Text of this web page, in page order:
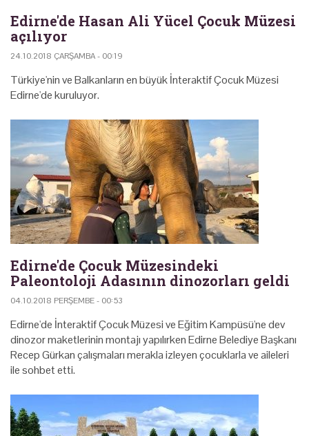
Edirne'de Hasan Ali Yücel Çocuk Müzesi
açılıyor
24.10.2018 ÇARŞAMBA - 00:19
Türkiye'nin ve Balkanların en büyük İnteraktif Çocuk Müzesi
Edirne'de kuruluyor.
Edirne'de Çocuk Müzesindeki
Paleontoloji Adasının dinozorları geldi
04.10.2018 PERŞEMBE - 00:53
Edirne'de İnteraktif Çocuk Müzesi ve Eğitim Kampüsü'ne dev
dinozor maketlerinin montajı yapılırken Edirne Belediye Başkanı
Recep Gürkan çalışmaları merakla izleyen çocuklarla ve aileleri
ile sohbet etti.